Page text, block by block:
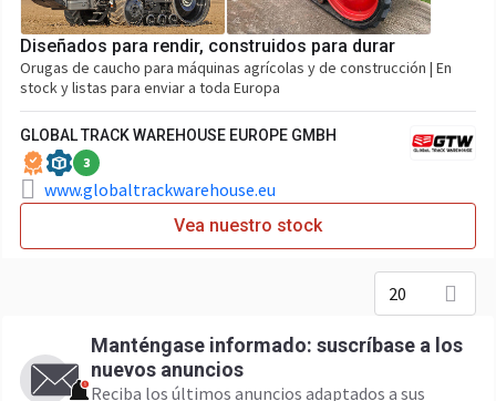
Diseñados para rendir, construidos para durar
Orugas de caucho para máquinas agrícolas y de construcción | En
stock y listas para enviar a toda Europa
GLOBAL TRACK WAREHOUSE EUROPE GMBH
3
www.globaltrackwarehouse.eu
Vea nuestro stock
20
Manténgase informado: suscríbase a los
nuevos anuncios
Reciba los últimos anuncios adaptados a sus